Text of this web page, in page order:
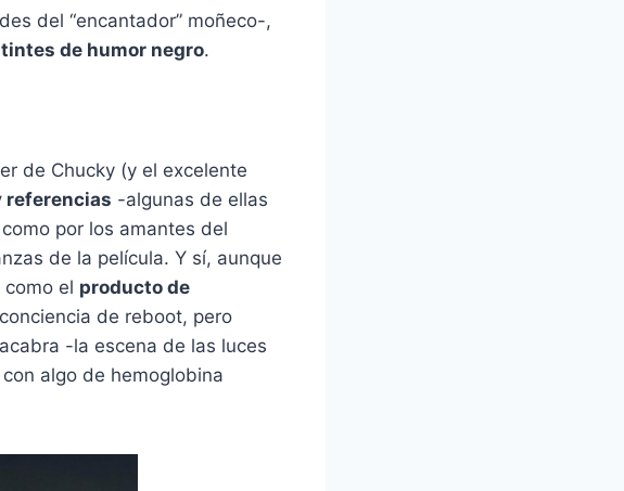
del “encantador” moñeco-,
de humor negro.
de Chucky (y el excelente
referencias -algunas de ellas
por los amantes del
de la película. Y sí, aunque
el producto de
de reboot, pero
-la escena de las luces
con algo de hemoglobina